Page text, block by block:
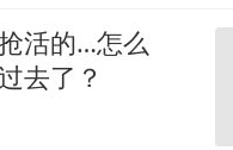
活的…怎么
去了？